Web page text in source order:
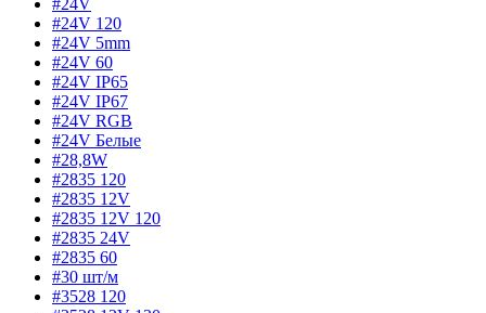
#24V
#24V 120
#24V 5mm
#24V 60
#24V IP65
#24V IP67
#24V RGB
#24V Белые
#28,8W
#2835 120
#2835 12V
#2835 12V 120
#2835 24V
#2835 60
#30 шт/м
#3528 120